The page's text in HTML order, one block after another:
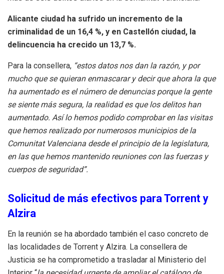
Alicante ciudad ha sufrido un incremento de la
criminalidad de un 16,4 %, y en Castellón ciudad, la
delincuencia ha crecido un 13,7 %.
Para la consellera, “estos datos nos dan la razón, y por
mucho que se quieran enmascarar y decir que ahora la que
ha aumentado es el número de denuncias porque la gente
se siente más segura, la realidad es que los delitos han
aumentado. Así lo hemos podido comprobar en las visitas
que hemos realizado por numerosos municipios de la
Comunitat Valenciana desde el principio de la legislatura,
en las que hemos mantenido reuniones con las fuerzas y
cuerpos de seguridad”.
Solicitud de más efectivos para Torrent y
Alzira
En la reunión se ha abordado también el caso concreto de
las localidades de Torrent y Alzira. La consellera de
Justicia se ha comprometido a trasladar al Ministerio del